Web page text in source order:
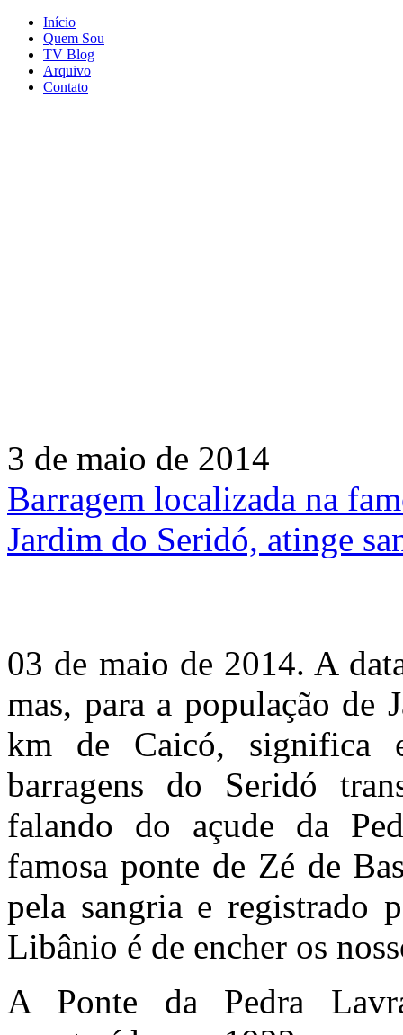
Início
Quem Sou
TV Blog
Arquivo
Contato
3 de maio de 2014
Barragem localizada na
Jardim do Seridó, atinge
03 de maio de 2014. A
mas, para a população de
km de Caicó, significa
barragens do Seridó
falando do açude da
famosa ponte de Zé de
pela sangria e registrado
Libânio é de encher os
A Ponte da Pedra